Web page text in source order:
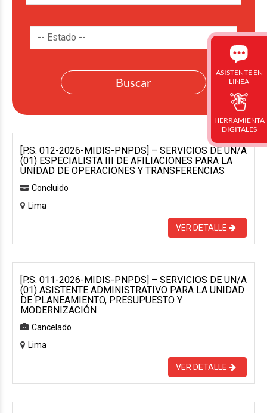
[P.S. 012-2026-MIDIS-PNPDS] – SERVICIOS DE UN/A
(01) ESPECIALISTA III DE AFILIACIONES PARA LA
UNIDAD DE OPERACIONES Y TRANSFERENCIAS
Concluido
Lima
VER DETALLE
[P.S. 011-2026-MIDIS-PNPDS] – SERVICIOS DE UN/A
(01) ASISTENTE ADMINISTRATIVO PARA LA UNIDAD
DE PLANEAMIENTO, PRESUPUESTO Y
MODERNIZACIÓN
Cancelado
Lima
VER DETALLE
ASISTENTE EN
LINEA
HERRAMIENTA
DIGITALES